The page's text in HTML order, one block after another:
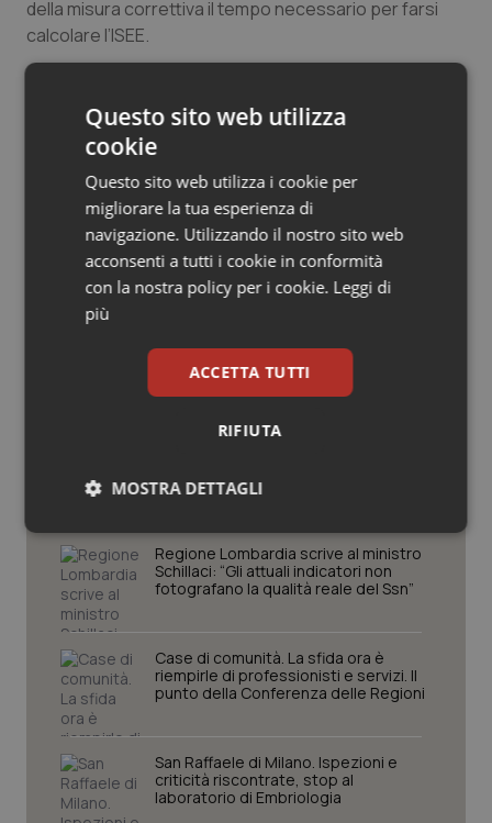
Salute orale & impianti
Tiroide
Tumore al seno
Tumore ovarico
Tumori del Polmone & Testa Collo
Tumori gastrointestinali
Ulcera & Reflusso
Vaccini
della misura correttiva il tempo necessario per farsi
calcolare l’ISEE.
08 Luglio 2016
© Riproduzione riservata
Potrebbe interessarti in
Regioni e Asl
comprendere il presente
Regione Lombardia scrive al ministro
Schillaci: “Gli attuali indicatori non
fotografano la qualità reale del Ssn”
Case di comunità. La sfida ora è
riempirle di professionisti e servizi. Il
punto della Conferenza delle Regioni
San Raffaele di Milano. Ispezioni e
criticità riscontrate, stop al
laboratorio di Embriologia
Questo sito web utilizza
cookie
Questo sito web utilizza i cookie per
migliorare la tua esperienza di
navigazione. Utilizzando il nostro sito web
acconsenti a tutti i cookie in conformità
con la nostra policy per i cookie. Leggi di
più
ACCETTA TUTTI
RIFIUTA
MOSTRA DETTAGLI
Necessari Statistici Marketing
Necessari Statistici Marketing
I cookie necessari contribuiscono a rendere fruibile il
navigazione sulle pagine e l'accesso alle aree
protette del sito. Il sito web non è in grado di
funzionare correttamente senza questi cookie.